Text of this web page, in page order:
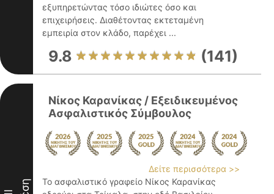
εξυπηρετώντας τόσο ιδιώτες όσο και
επιχειρήσεις. Διαθέτοντας εκτεταμένη
εμπειρία στον κλάδο, παρέχει ...
9.8 (141)
II
Νίκος Καρανίκας / Εξειδικευμένος
Ασφαλιστικός Σύμβουλος
Δείτε περισσότερα >>
Το ασφαλιστικό γραφείο Νίκος Καρανίκας